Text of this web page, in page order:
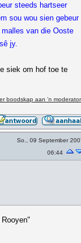
steeds hartseer
sou wou sien gebeur
van die Ooste
jy.
siek om hof toe te
boodskap aan 'n moderator
So., 09 September
06:44